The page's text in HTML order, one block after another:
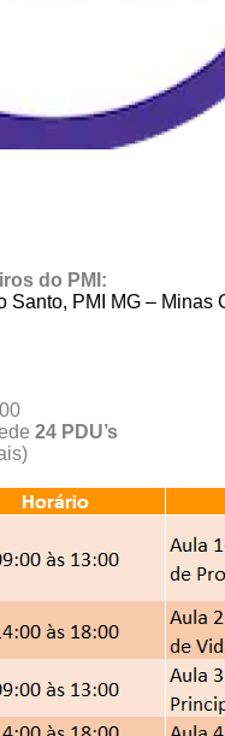
do PMI:
Santo, PMI MG –
24 PDU’s